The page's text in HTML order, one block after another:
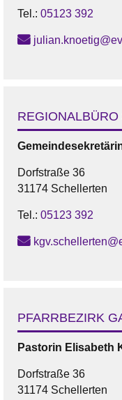
Tel.: 05123 392
Dorfstraße 36
31174 Schellerten
Tel.: 05123 392
PFARRBEZIRK
Pastorin Elisabeth
Dorfstraße 36
31174 Schellerten